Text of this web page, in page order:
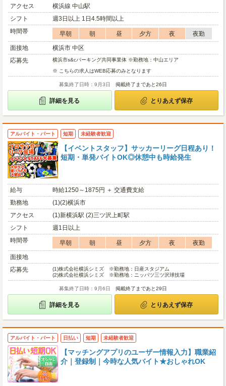
アクセス
横浜線 中山駅
シフト
週3日以上 1日4.5時間以上
時間帯
早朝 朝 昼 夕方 夜
夜勤
面接地
横浜市 中区
応募先
横浜市s&cパーキング共同事業体 ※勤務地：中山エリア
※ こちらの求人はWEB応募のみとなります
募集終了日時：9月3日 掲載終了まであと26日
詳細を見る とりあえず保存
アルバイト・パート 短期 未経験者歓迎
【イベントスタッフ】サッカーリーグ日程あり！
短期・単発バイトOK◎休憩中も時給発生
給与
時給1250～1875円 ＋ 交通費支給
勤務地
(1)(2)横浜市
アクセス
(1)新横浜駅 (2)三ツ沢上町駅
シフト
週1日以上
時間帯
早朝 朝 昼 夕方 夜
夜勤
面接地
応募先
(1)株式会社横浜シミズ ※勤務地：日産スタジアム
(2)株式会社横浜シミズ ※勤務地：ニッパツ三ツ沢球技場
募集終了日時：9月6日 掲載終了まであと29日
詳細を見る とりあえず保存
アルバイト・パート 日払い 短期 未経験者歓迎
【マッチングアプリのユーザー情報入力】職業紹
介｜登録制｜今時な人気バイト★おしゃれOK